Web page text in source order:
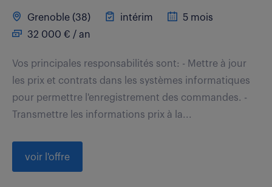
Grenoble (38) intérim
5 mois
32 000 € / an
Vos principales responsabilités sont: - Mettre à jour
les prix et contrats dans les systèmes informatiques
pour permettre l'enregistrement des commandes. -
Transmettre les informations prix à la...
voir l'offre